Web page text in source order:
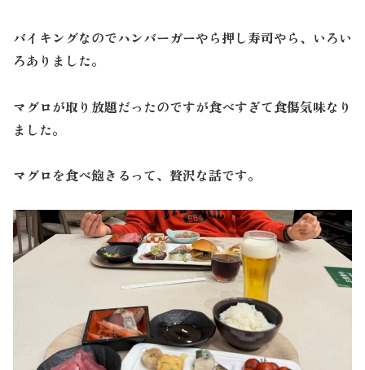
バイキングなのでハンバーガーやら押し寿司やら、いろい
ろありました。
マグロが取り放題だったのですが食べすぎて食傷気味なり
ました。
マグロを食べ飽きるって、贅沢な話です。